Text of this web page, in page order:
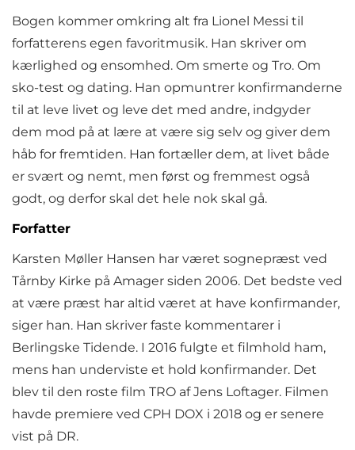
Bogen kommer omkring alt fra Lionel Messi til
forfatterens egen favoritmusik. Han skriver om
kærlighed og ensomhed. Om smerte og Tro. Om
sko-test og dating. Han opmuntrer konfirmanderne
til at leve livet og leve det med andre, indgyder
dem mod på at lære at være sig selv og giver dem
håb for fremtiden. Han fortæller dem, at livet både
er svært og nemt, men først og fremmest også
godt, og derfor skal det hele nok skal gå.
Forfatter
Karsten Møller Hansen har været sognepræst ved
Tårnby Kirke på Amager siden 2006. Det bedste ved
at være præst har altid været at have konfir­mander,
siger han. Han skriver faste kommenta­rer i
Berlingske Tidende. I 2016 fulgte et filmhold ham,
mens han underviste et hold konfirmander. Det
blev til den roste film TRO af Jens Loftager. Filmen
havde premiere ved CPH DOX i 2018 og er senere
vist på DR.